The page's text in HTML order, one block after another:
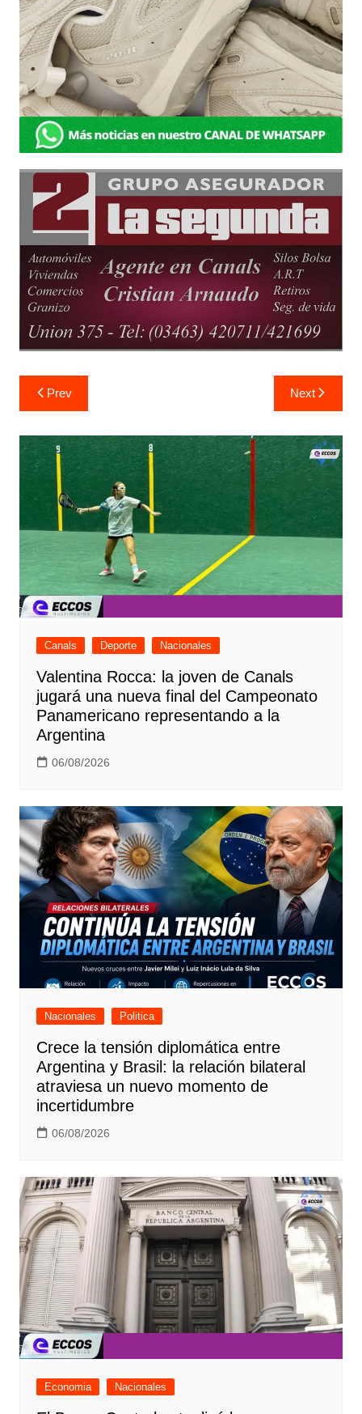
Navegación
de
entradas
Prev Next
Canals Deporte Nacionales
Valentina Rocca: la joven de Canals
jugará una nueva final del Campeonato
Panamericano representando a la
Argentina
06/08/2026
Nacionales Politica
Crece la tensión diplomática entre
Argentina y Brasil: la relación bilateral
atraviesa un nuevo momento de
incertidumbre
06/08/2026
Economia Nacionales